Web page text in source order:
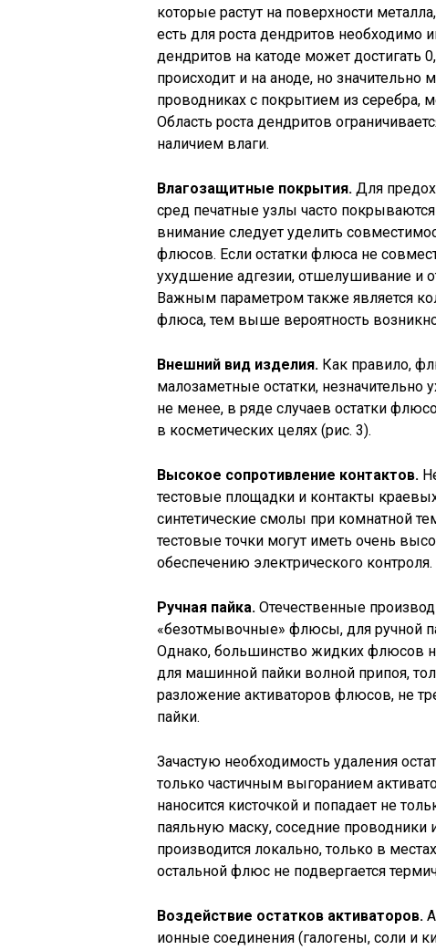
которые растут на поверхности
есть для роста дендритов необходимо
дендритов на катоде может достигать
происходит и на аноде, но
проводниках с покрытием из серебра,
Область роста дендритов
наличием влаги.
Влагозащитные покрытия. Для
сред печатные узлы часто
внимание следует уделить
флюсов. Если остатки флюса не
ухудшение адгезии, отшелушивание и
Важным параметром также является
флюса, тем выше вероятность
Внешний вид изделия. Как правило,
малозаметные остатки,
не менее, в ряде случаев остатки
в косметических целях (рис. 3).
Высокое сопротивление контактов.
тестовые площадки и контакты
синтетические смолы при комнатной
тестовые точки могут иметь очень
обеспечению электрического контроля.
Ручная пайка. Отечественные
«безотмывочные» флюсы, для ручной
Однако, большинство жидких флюсов
для машинной пайки волной припоя,
разложение активаторов флюсов, не
пайки.
Зачастую необходимость удаления
только частичным выгоранием
наносится кисточкой и попадает не
паяльную маску, соседние
производится локально, только в
остальной флюс не подвергается
Воздействие остатков активаторов.
ионные соединения (галогены, соли и